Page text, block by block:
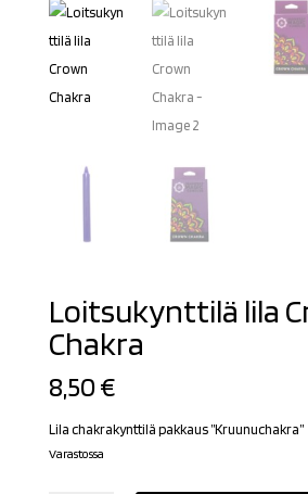
Loitsukynttilä lila
Chakra
8,50€
Lila chakrakynttilä pakkaus ”Kruunuchakra”
Varastossa